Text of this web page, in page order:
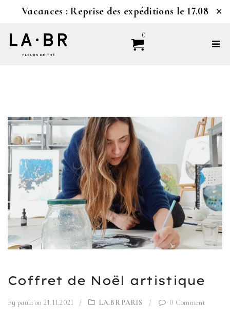
Vacances : Reprise des expéditions le 17.08 ✕
0
Coffret de Noël artistique
By paula on 21.11.2021 / LA.BR PARIS / 0 Comment